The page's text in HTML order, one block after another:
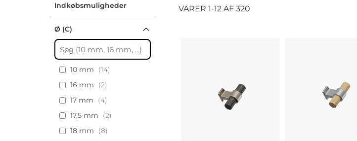
VARER 1-12AF 320
Indkøbsmuligheder
Ø (C)
10 mm
14
16 mm
2
17 mm
4
17,5 mm
2
18 mm
8